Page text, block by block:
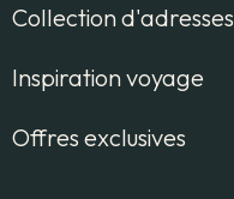
Collection d'adresses
Inspiration voyage
Offres exclusives